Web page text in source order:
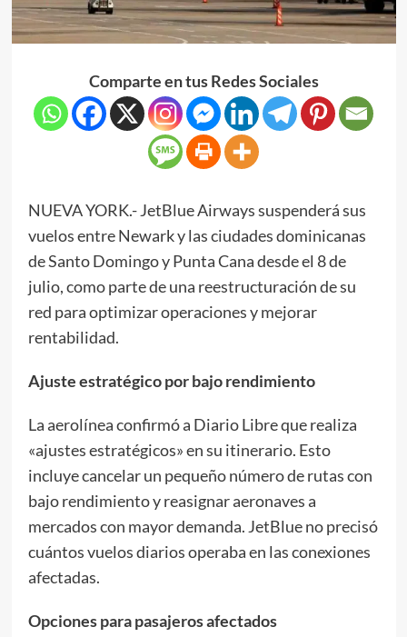
Comparte en tus Redes Sociales
NUEVA YORK.- JetBlue Airways suspenderá sus
vuelos entre Newark y las ciudades dominicanas
de Santo Domingo y Punta Cana desde el 8 de
julio, como parte de una reestructuración de su
red para optimizar operaciones y mejorar
rentabilidad.
Ajuste estratégico por bajo rendimiento
La aerolínea confirmó a Diario Libre que realiza
«ajustes estratégicos» en su itinerario. Esto
incluye cancelar un pequeño número de rutas con
bajo rendimiento y reasignar aeronaves a
mercados con mayor demanda. JetBlue no precisó
cuántos vuelos diarios operaba en las conexiones
afectadas.
Opciones para pasajeros afectados